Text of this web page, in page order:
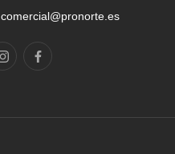
comercial@pronorte.es